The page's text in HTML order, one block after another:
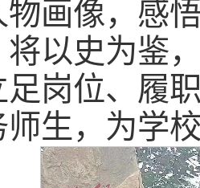
画像，感
以史为鉴
足岗位、履
师生，为学